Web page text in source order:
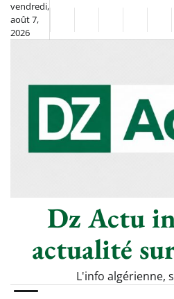
Skip
content
vendredi,
août 7,
2026
FlashSportclassé
Le
Dz Actu
actualité
L'info algérienne,